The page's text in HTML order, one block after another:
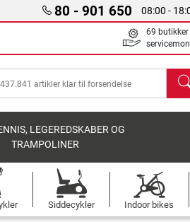
80 - 901 650 08:00 -
69
søg
LEGEREDSKABER OG
TRAMPOLINER
Siddecykler Indoor bikes